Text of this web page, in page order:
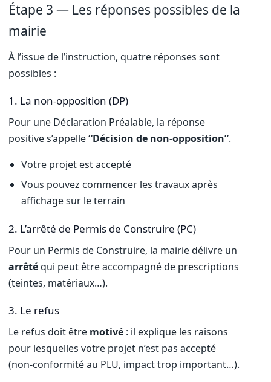
Étape 3 — Les réponses possibles de la
mairie
À l’issue de l’instruction, quatre réponses sont
possibles :
1. La non-opposition (DP)
Pour une Déclaration Préalable, la réponse
positive s’appelle“Décision de non-opposition”.
Votre projet est accepté
Vous pouvez commencer les travaux après
affichage sur le terrain
2. L’arrêté de Permis de Construire (PC)
Pour un Permis de Construire, la mairie délivre un
arrêtéqui peut être accompagné de prescriptions
(teintes, matériaux…).
3. Le refus
Le refus doit être motivé : il explique les raisons
pour lesquelles votre projet n’est pas accepté
(non-conformité au PLU, impact trop important…).